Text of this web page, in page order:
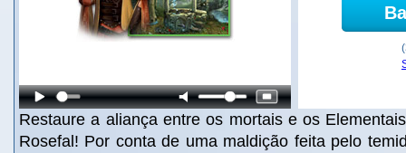
Restaure a aliança entre os mortais e os
Rosefal! Por conta de uma maldição feita pelo